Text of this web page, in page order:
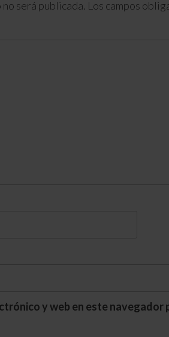
será publicada. Los campos
y web en este navegador